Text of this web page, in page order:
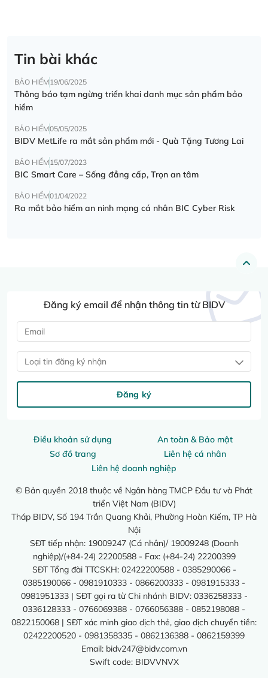
Tin bài khác
BẢO HIỂM19/06/2025
Thông báo tạm ngừng triển khai danh mục sản phẩm bảo
hiểm
BẢO HIỂM05/05/2025
BIDV MetLife ra mắt sản phẩm mới - Quà Tặng Tương Lai
BẢO HIỂM15/07/2023
BIC Smart Care – Sống đẳng cấp, Trọn an tâm
BẢO HIỂM01/04/2022
Ra mắt bảo hiểm an ninh mạng cá nhân BIC Cyber Risk
Điều khoản sử dụng
An toàn & Bảo mật
Sơ đồ trang
Liên hệ cá nhân
Liên hệ doanh nghiệp
© Bản quyền 2018 thuộc về Ngân hàng TMCP Đầu tư và Phát
triển Việt Nam (BIDV)
Tháp BIDV, Số 194 Trần Quang Khải, Phường Hoàn Kiếm, TP Hà
Nội
SĐT tiếp nhận: 19009247 (Cá nhân)/ 19009248 (Doanh
nghiệp)/(+84-24) 22200588 - Fax: (+84-24) 22200399
SĐT Tổng đài TTCSKH: 02422200588 - 0385290066 -
0385190066 - 0981910333 - 0866200333 - 0981915333 -
0981951333 | SĐT gọi ra từ Chi nhánh BIDV: 0336258333 -
0336128333 - 0766069388 - 0766056388 - 0852198088 -
0822150068 | SĐT xác minh giao dịch thẻ, giao dịch chuyển tiền:
02422200520 - 0981358335 - 0862136388 - 0862159399
Email: bidv247@bidv.com.vn
Swift code: BIDVVNVX
Đăng ký email để nhận thông tin từ BIDV
Loại tin đăng ký nhận
Đăng ký